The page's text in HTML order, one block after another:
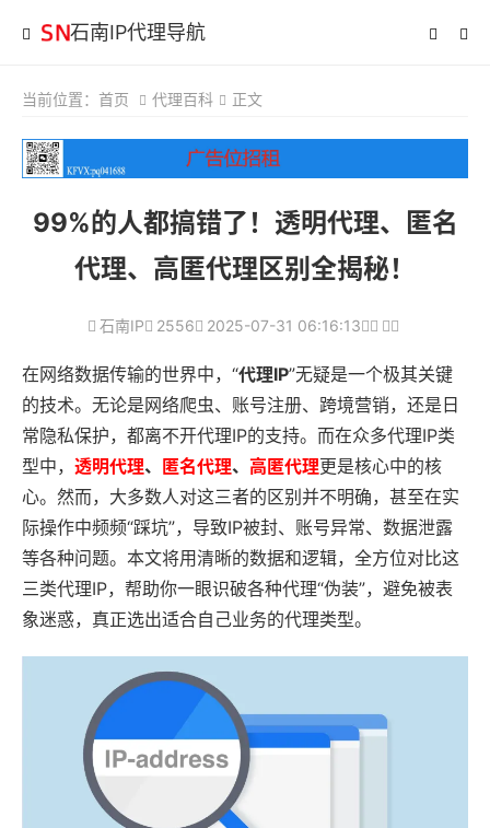
石南IP代理导航
当前位置： 首页 代理百科 正文
99%的人都搞错了！透明代理、匿名
代理、高匿代理区别全揭秘！
石南IP 2556 2025-07-31 06:16:13
在网络数据传输的世界中，“代理IP”无疑是一个极其关键
的技术。无论是网络爬虫、账号注册、跨境营销，还是日
常隐私保护，都离不开代理IP的支持。而在众多代理IP类
型中， 透明代理、 匿名代理、 高匿代理更是核心中的核
心。然而，大多数人对这三者的区别并不明确，甚至在实
际操作中频频“踩坑”，导致IP被封、账号异常、数据泄露
等各种问题。本文将用清晰的数据和逻辑，全方位对比这
三类代理IP，帮助你一眼识破各种代理“伪装”，避免被表
象迷惑，真正选出适合自己业务的代理类型。